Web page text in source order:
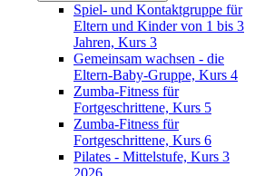
Spiel- und Kontaktgruppe für
Eltern und Kinder von 1 bis 3
Jahren, Kurs 3
Gemeinsam wachsen - die
Eltern-Baby-Gruppe, Kurs 4
Zumba-Fitness für
Fortgeschrittene, Kurs 5
Zumba-Fitness für
Fortgeschrittene, Kurs 6
Pilates - Mittelstufe, Kurs 3
2026